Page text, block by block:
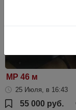
МР 46 м
25 Июля, в 16:43
55 000 руб.